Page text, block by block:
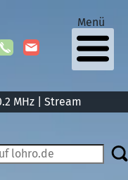
MHz | Stream
Menü